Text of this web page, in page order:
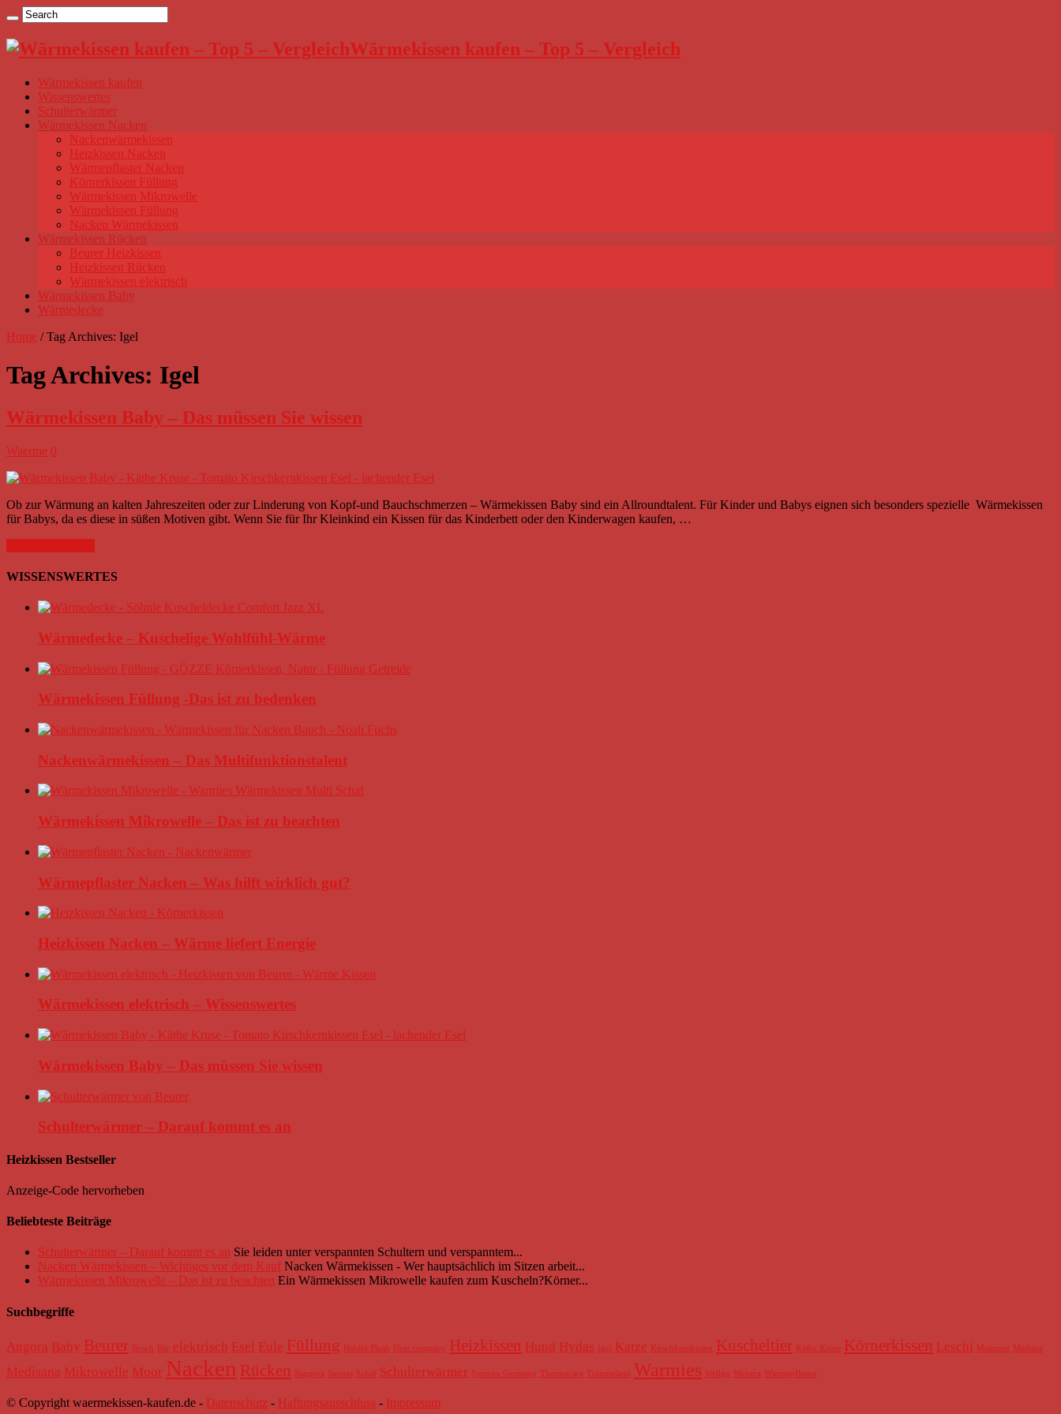
Wärmekissen kaufen – Top 5 – Vergleich
Wärmekissen kaufen
Wissenswertes
Schulterwärmer
Wärmekissen Nacken
Nackenwärmekissen
Heizkissen Nacken
Wärmepflaster Nacken
Körnerkissen Füllung
Wärmekissen Mikrowelle
Wärmekissen Füllung
Nacken Wärmekissen
Wärmekissen Rücken
Beurer Heizkissen
Heizkissen Rücken
Wärmekissen elektrisch
Wärmekissen Baby
Wärmedecke
Home / Tag Archives: Igel
Tag Archives: Igel
Wärmekissen Baby – Das müssen Sie wissen
Waerme 0
Ob zur Wärmung an kalten Jahreszeiten oder zur Linderung von Kopf-und Bauchschmerzen – Wärmekissen Baby sind ein Allroundtalent. Für Kinder und Babys eignen sich besonders spezielle Wärmekissen
für Babys, da es diese in süßen Motiven gibt. Wenn Sie für Ihr Kleinkind ein Kissen für das Kinderbett oder den Kinderwagen kaufen, …
WISSENSWERTES
Wärmedecke – Kuschelige Wohlfühl-Wärme
Wärmekissen Füllung -Das ist zu bedenken
Nackenwärmekissen – Das Multifunktionstalent
Wärmekissen Mikrowelle – Das ist zu beachten
Wärmepflaster Nacken – Was hilft wirklich gut?
Heizkissen Nacken – Wärme liefert Energie
Wärmekissen elektrisch – Wissenswertes
Wärmekissen Baby – Das müssen Sie wissen
Schulterwärmer – Darauf kommt es an
Heizkissen Bestseller
Anzeige-Code hervorheben
Beliebteste Beiträge
Schulterwärmer – Darauf kommt es an Sie leiden unter verspannten Schultern und verspanntem...
Nacken Wärmekissen – Wichtiges vor dem Kauf Nacken Wärmekissen - Wer hauptsächlich im Sitzen arbeit...
Wärmekissen Mikrowelle – Das ist zu beachten Ein Wärmekissen Mikrowelle kaufen zum Kuscheln?Körner...
Suchbegriffe
Angora Baby Beurer Bosch Bär elektrisch Esel Eule Füllung Habibi Plush Heat company Heizkissen Hund Hydas Igel Katze Kirschkernkissen Kuscheltier Käthe Kruse Körnerkissen Leschi Mammut Medima
Medisana Mikrowelle Moor Nacken Rücken Sangora Sanitas Schaf Schulterwärmer Syntrox Germany Thermacare Träumeland Warmies Wellgo Wobera Wärmepflaster
© Copyright waermekissen-kaufen.de - Datenschutz - Haftungsausschluss - Impressum